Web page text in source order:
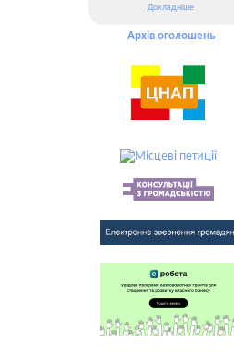
Докладніше
Архів оголошень